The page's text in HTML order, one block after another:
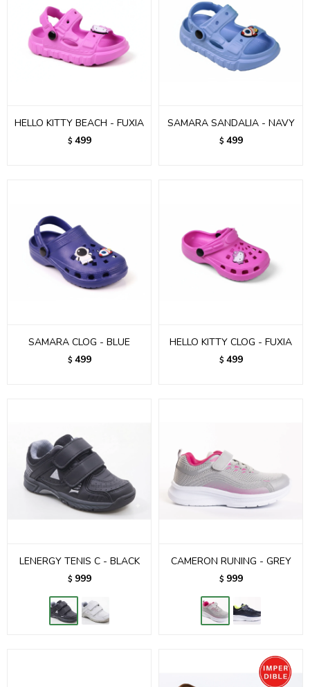
HELLO KITTY BEACH - FUXIA
$ 499
SAMARA SANDALIA - NAVY
$ 499
SAMARA CLOG - BLUE
$ 499
HELLO KITTY CLOG - FUXIA
$ 499
LENERGY TENIS C - BLACK
$ 999
CAMERON RUNING - GREY
$ 999